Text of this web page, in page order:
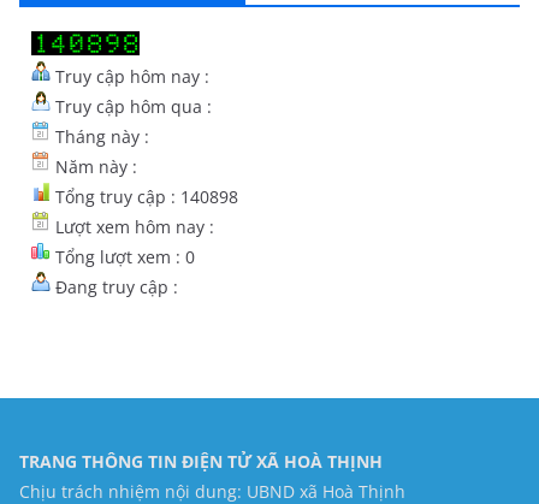
Truy cập hôm nay :
Truy cập hôm qua :
Tháng này :
Năm này :
Tổng truy cập : 140898
Lượt xem hôm nay :
Tổng lượt xem : 0
Đang truy cập :
TRANG THÔNG TIN ĐIỆN TỬ XÃ HOÀ THỊNH
Chịu trách nhiệm nội dung: UBND xã Hoà Thịnh